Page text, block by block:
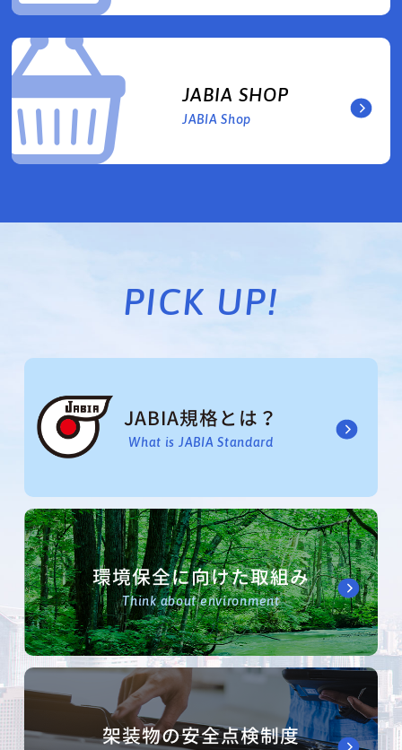
JABIA SHOP
JABIA Shop
PICK UP!
JABIA規格とは？
What is JABIA Standard
環境保全に向けた取組み
Think about environment
架装物の安全点検制度